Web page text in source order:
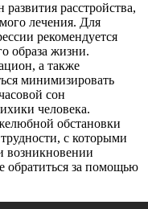
расстройства,
лечения. Для
рекомендуется
образа жизни.
а также
минимизировать
сон
человека.
обстановки
с которыми
возникновении
обратиться за помощью